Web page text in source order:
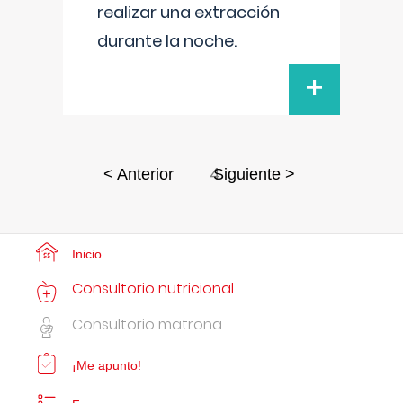
realizar una extracción
durante la noche.
+
< Anterior 4
Siguiente >
Inicio
Consultorio nutricional
Consultorio matrona
¡Me apunto!